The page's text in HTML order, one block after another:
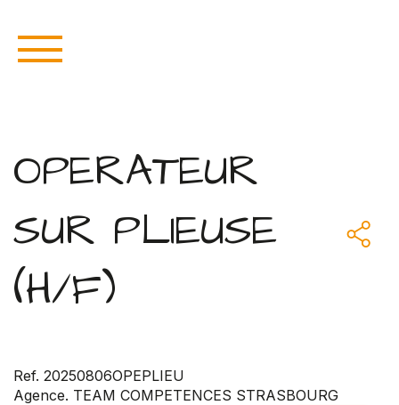
OPERATEUR
SUR PLIEUSE
(H/F)
Ref. 20250806OPEPLIEU
Agence. TEAM COMPETENCES STRASBOURG